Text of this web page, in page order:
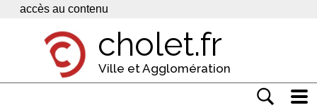
Panneau de gestion des cookies
accès au contenu
cholet.fr
Ville et Agglomération